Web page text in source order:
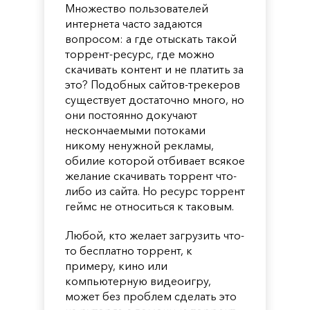
Множество пользователей
интернета часто задаются
вопросом: а где отыскать такой
торрент-ресурс, где можно
скачивать контент и не платить за
это? Подобных сайтов-трекеров
существует достаточно много, но
они постоянно докучают
нескончаемыми потоками
никому ненужной рекламы,
обилие которой отбивает всякое
желание скачивать торрент что-
либо из сайта. Но ресурс торрент
геймс не относиться к таковым.
Любой, кто желает загрузить что-
то бесплатно торрент, к
примеру, кино или
компьютерную видеоигру,
может без проблем сделать это